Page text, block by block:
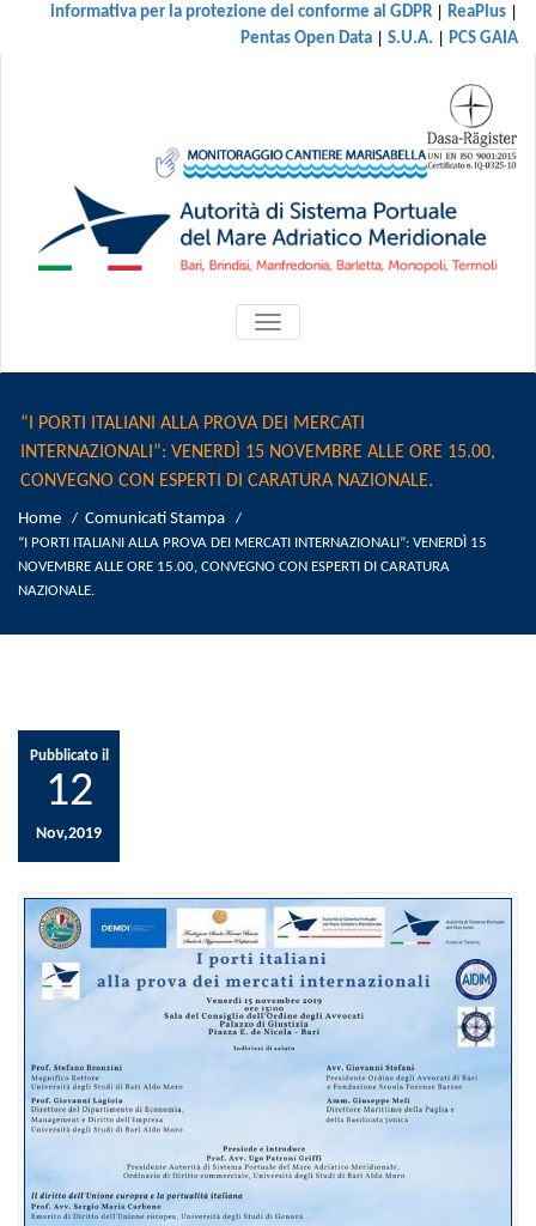
informativa per la protezione dei conforme al GDPR | ReaPlus |
Pentas Open Data | S.U.A. | PCS GAIA
ATTIVA/DISATTIVA
MENU
“I PORTI ITALIANI ALLA PROVA DEI MERCATI
INTERNAZIONALI”: VENERDÌ 15 NOVEMBRE ALLE ORE 15.00,
CONVEGNO CON ESPERTI DI CARATURA NAZIONALE.
Home / Comunicati Stampa /
“I PORTI ITALIANI ALLA PROVA DEI MERCATI INTERNAZIONALI”: VENERDÌ 15
NOVEMBRE ALLE ORE 15.00, CONVEGNO CON ESPERTI DI CARATURA
NAZIONALE.
Pubblicato il
12
Nov,2019